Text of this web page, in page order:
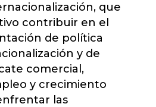
que
contribuir en el
de política
y de
comercial,
y crecimiento
las